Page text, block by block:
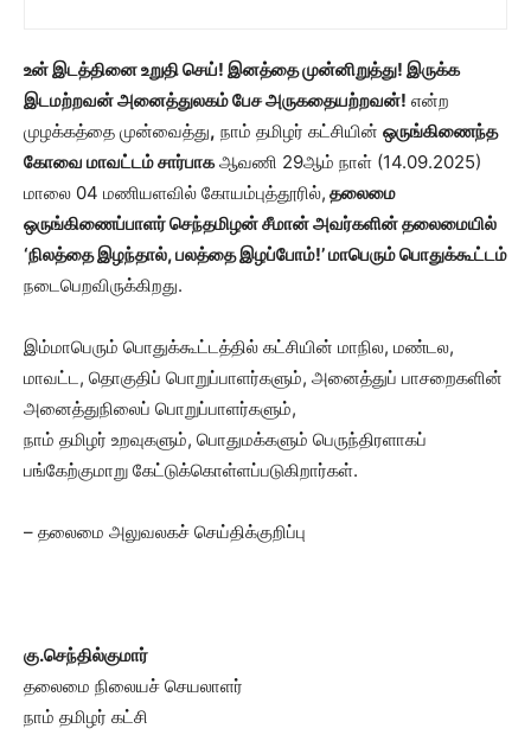
உன் இடத்தினை உறுதி செய்! இனத்தை முன்னிறுத்து! இருக்க
இடமற்றவன் அனைத்துலகம் பேச அருகதையற்றவன்! என்ற
முழக்கத்தை முன்வைத்து, நாம் தமிழர் கட்சியின் ஒருங்கிணைந்த
கோவை மாவட்டம் சார்பாகஆவணி 29ஆம் நாள் (14.09.2025)
மாலை 04 மணியளவில் கோயம்புத்தூரில், தலைமை
ஒருங்கிணைப்பாளர் செந்தமிழன் சீமான் அவர்களின் தலைமையில்
‘நிலத்தை இழந்தால், பலத்தை இழப்போம்!’ மாபெரும் பொதுக்கூட்டம்
நடைபெறவிருக்கிறது.
இம்மாபெரும் பொதுக்கூட்டத்தில் கட்சியின் மாநில, மண்டல,
மாவட்ட, தொகுதிப் பொறுப்பாளர்களும், அனைத்துப் பாசறைகளின்
அனைத்துநிலைப் பொறுப்பாளர்களும்,
நாம் தமிழர் உறவுகளும், பொதுமக்களும் பெருந்திரளாகப்
பங்கேற்குமாறு கேட்டுக்கொள்ளப்படுகிறார்கள்.
– தலைமை அலுவலகச் செய்திக்குறிப்பு
கு.செந்தில்குமார்
தலைமை நிலையச் செயலாளர்
நாம் தமிழர் கட்சி